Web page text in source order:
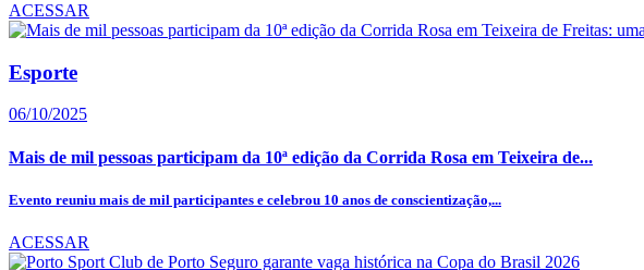
ACESSAR
Esporte
06/10/2025
Mais de mil pessoas participam da 10ª edição da Corrida Rosa em Teixeira de...
Evento reuniu mais de mil participantes e celebrou 10 anos de conscientização,...
ACESSAR